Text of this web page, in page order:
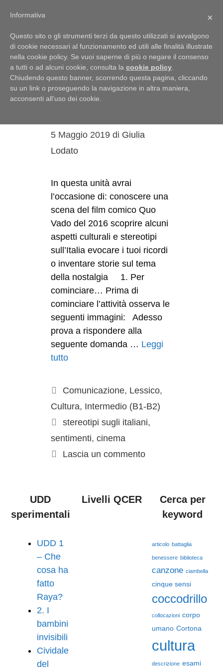
Menu
sentimenti
La nostalgia
5 Maggio 2019 di Giulia
Lodato
In questa unità avrai
l’occasione di: conoscere una
scena del film comico Quo
Vado del 2016 scoprire alcuni
aspetti culturali e stereotipi
sull’Italia evocare i tuoi ricordi
o inventare storie sul tema
della nostalgia 1. Per
cominciare… Prima di
cominciare l’attività osserva le
seguenti immagini: Adesso
prova a rispondere alla
seguente domanda … Leggi
tutto
Comunicazione, Lessico,
Cultura, Intermedio (B1-B2)
stereotipi sugli italiani,
sentimenti,cinema
Lascia un commento
UDD
sperimentali
UDD 1
– Che
cosa ha
fatto
Raya?
2. I
bambini
invisibili
Cividale
del
Livelli QCER
Cerca per
keyword
articolo battaglia
benessere biblioteca
canzone ciambella
cinque sensi
coccodrillo
collocazioni corpo
umano Cortona
cultura
descrizione esami
×
Informativa
Questo sito o gli strumenti terzi da questo utilizzati si avvalgono
di cookie necessari al funzionamento ed utili alle finalità illustrate
nella cookie policy. Se vuoi saperne di più o negare il consenso
a tutti o ad alcuni cookie, consulta la cookie policy
Chiudendo questo banner, scorrendo questa pagina, cliccando
su un link o proseguendo la navigazione in altra maniera,
acconsenti all’uso dei cookie.